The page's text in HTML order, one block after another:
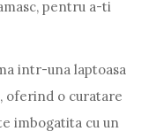
pentru a-ti
intr-una laptoasa
oferind o curatare
imbogatita cu un